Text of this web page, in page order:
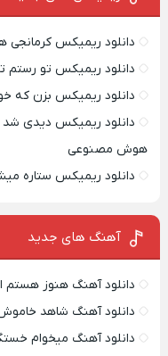
دانلود ریمیکس کرمانجی
دانلود ریمیکس تو رستم
دانلود ریمیکس بزن که
دانلود ریمیکس دیدی
هوش مصنوعی
دانلود ریمیکس ستاره
آهنگ های جدید
دانلود آهنگ هنوز هستم
دانلود آهنگ شاهد
دانلود آهنگ میخوام